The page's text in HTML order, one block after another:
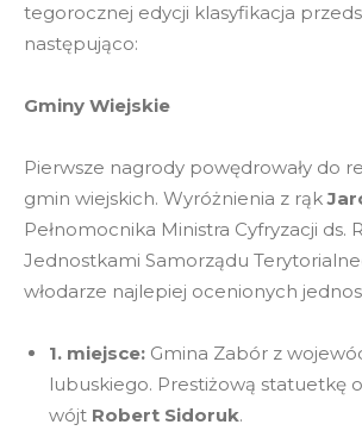
tegorocznej edycji klasyfikacja
następująco:
Gminy Wiejskie
Pierwsze nagrody powędrowały do
gmin wiejskich. Wyróżnienia z rąk
Pełnomocnika Ministra Cyfryzacji ds.
Jednostkami Samorządu
włodarze najlepiej ocenionych
1. miejsce: Gmina Zabór z
lubuskiego. Prestiżową statuetkę
wójt Robert Sidoruk.